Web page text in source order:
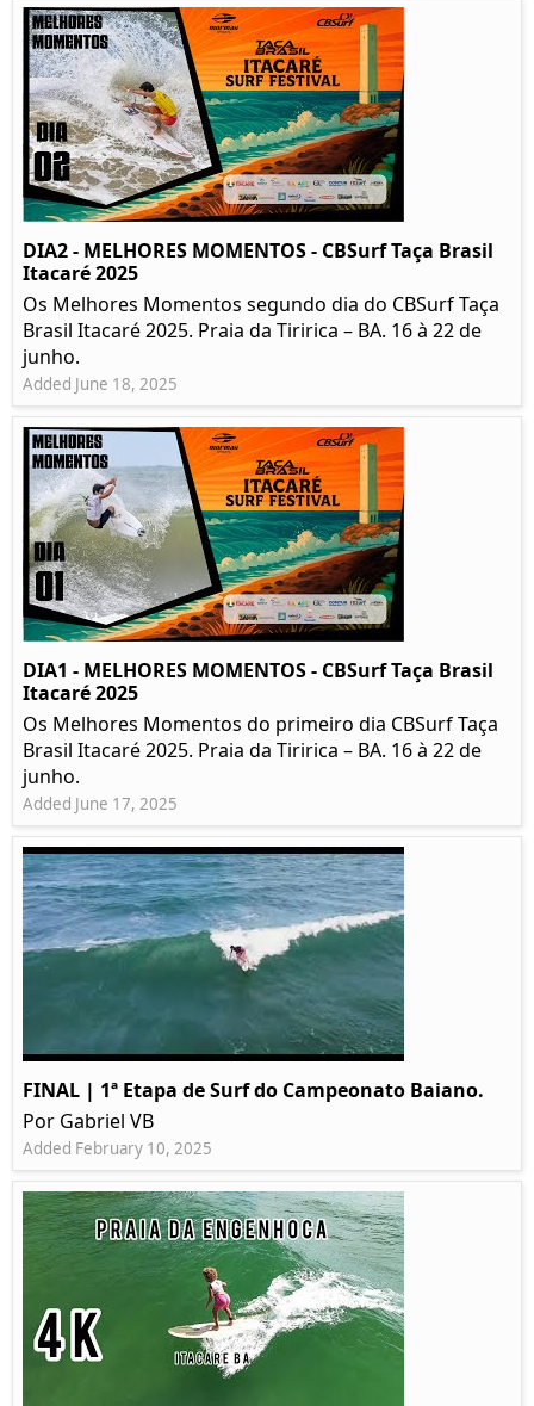
DIA2 - MELHORES MOMENTOS - CBSurf Taça Brasil
Itacaré 2025
Os Melhores Momentos segundo dia do CBSurf Taça
Brasil Itacaré 2025. Praia da Tiririca – BA. 16 à 22 de
junho.
Added June 18, 2025
DIA1 - MELHORES MOMENTOS - CBSurf Taça Brasil
Itacaré 2025
Os Melhores Momentos do primeiro dia CBSurf Taça
Brasil Itacaré 2025. Praia da Tiririca – BA. 16 à 22 de
junho.
Added June 17, 2025
FINAL | 1ª Etapa de Surf do Campeonato Baiano.
Por Gabriel VB
Added February 10, 2025